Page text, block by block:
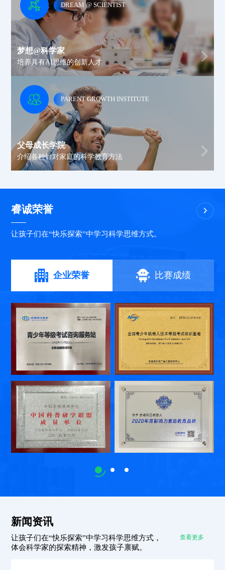
QUESTION IMAGINE
CONTEMPLATE EXPAND
梦想@科学家
培养具有AI思维的创新人才
DREAM @ SCIENTIST
父母成长学院
介绍各种针对家庭的科学教育方法
PARENT GROWTH INSTITUTE
睿诚荣誉
让孩子们在“快乐探索”中学习科学思维方式。
企业荣誉 比赛成绩
新闻资讯
让孩子们在“快乐探索”中学习科学思维方式，
体会科学家的探索精神，激发孩子禀赋。
查看更多